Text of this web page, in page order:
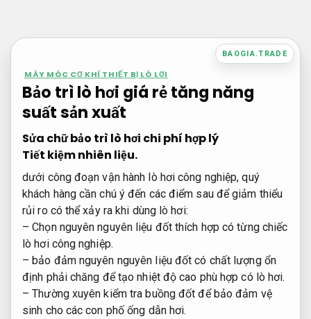
nội
BAOGIA.TRADE
MÁY MÓC CƠ KHÍ THIẾT BỊ LÒ LƠI
Bảo trì lò hơi giá rẻ tăng năng
suất sản xuất
Sửa chữ bảo trì lò hơi chi phí hợp lý
Tiết kiệm nhiên liệu.
dưới công đoạn vận hành lò hơi công nghiệp, quý
khách hàng cần chú ý đến các điểm sau để giảm thiểu
rủi ro có thể xảy ra khi dùng lò hơi:
– Chọn nguyên nguyên liệu đốt thích hợp có từng chiếc
lò hơi công nghiệp.
– bảo đảm nguyên nguyên liệu đốt có chất lượng ổn
định phải chăng để tạo nhiệt độ cao phù hợp có lò hơi.
– Thường xuyên kiểm tra buồng đốt để bảo đảm vệ
sinh cho các con phố ống dẫn hơi.